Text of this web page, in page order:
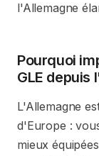
l'Allemagne
Pourquoi
GLE depuis
L'Allemagne
d'Europe :
mieux